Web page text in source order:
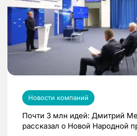
Новости компаний
Почти 3 млн идей: Дмитрий
рассказал о Новой Народной